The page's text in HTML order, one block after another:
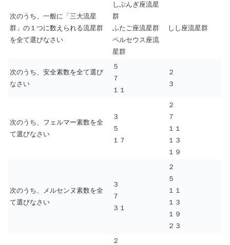
次のうち、一般に「三大流星
群」の１つに数えられる流星群
を全て選びなさい
しぶんぎ座流星
群
ふたご座流星群
ペルセウス座流
星群
しし座流星群
次のうち、安全素数を全て選び
なさい
５
７
１１
２
３
次のうち、フェルマー素数を全
て選びなさい
３
５
１７
２
７
１１
１３
１９
次のうち、メルセンヌ素数を全
て選びなさい
３
７
３１
２
５
１１
１３
１９
２３
２